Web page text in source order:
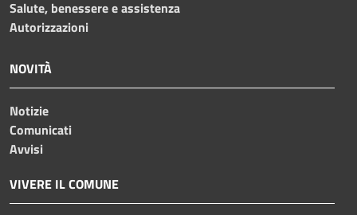
Salute, benessere e assistenza
Autorizzazioni
NOVITÀ
Notizie
Comunicati
Avvisi
VIVERE IL COMUNE